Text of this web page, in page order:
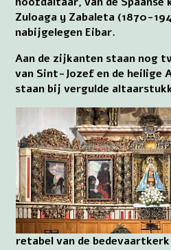
Zuloaga y Zabaleta (1870-
nabijgelegen Eibar.
Aan de zijkanten staan nog
van Sint-Jozef en de heilige
staan bij vergulde
retabel van de